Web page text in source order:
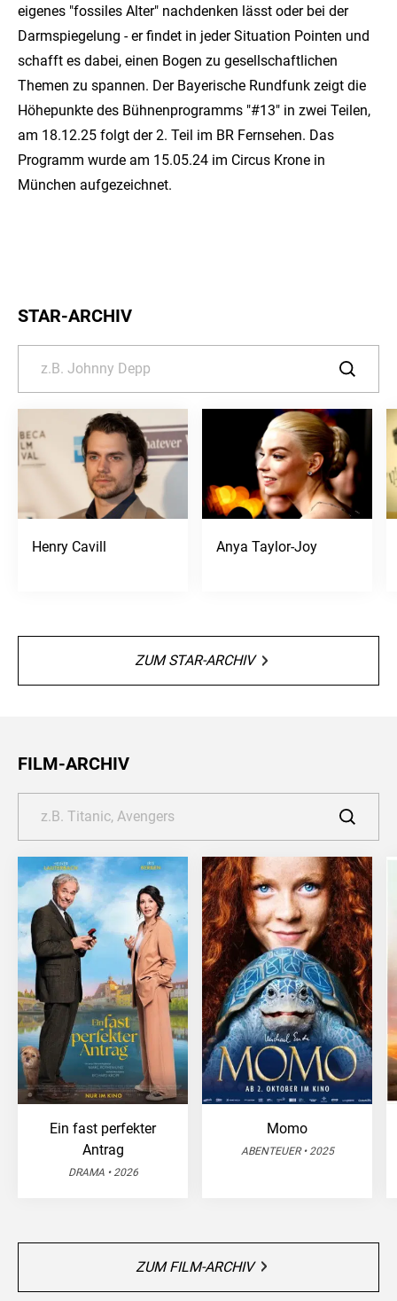
eigenes "fossiles Alter" nachdenken lässt oder bei der
Darmspiegelung - er findet in jeder Situation Pointen und
schafft es dabei, einen Bogen zu gesellschaftlichen
Themen zu spannen. Der Bayerische Rundfunk zeigt die
Höhepunkte des Bühnenprogramms "#13" in zwei Teilen,
am 18.12.25 folgt der 2. Teil im BR Fernsehen. Das
Programm wurde am 15.05.24 im Circus Krone in
München aufgezeichnet.
STAR-ARCHIV
Henry Cavill Anya Taylor-Joy
ZUM STAR-ARCHIV
FILM-ARCHIV
Ein fast perfekter
Antrag
DRAMA • 2026
Momo
ABENTEUER • 2025
ZUM FILM-ARCHIV